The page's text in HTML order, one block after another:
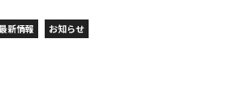
新情報 お知らせ